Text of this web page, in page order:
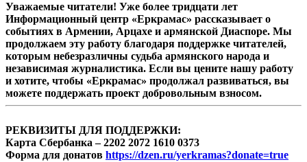
Уважаемые читатели! Уже более тридцати лет
Информационный центр «Еркрамас» рассказывает о
событиях в Армении, Арцахе и армянской Диаспоре. Мы
продолжаем эту работу благодаря поддержке читателей,
которым небезразличны судьба армянского народа и
независимая журналистика. Если вы цените нашу работу
и хотите, чтобы «Еркрамас» продолжал развиваться, вы
можете поддержать проект добровольным взносом.
РЕКВИЗИТЫ ДЛЯ ПОДДЕРЖКИ:
Карта Сбербанка – 2202 2072 1610 0373
Форма для донатов https://dzen.ru/yerkramas?donate=true